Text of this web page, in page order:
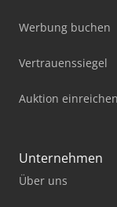
Werbung buchen
Vertrauenssiegel
Auktion einreichen
Unternehmen
Über uns